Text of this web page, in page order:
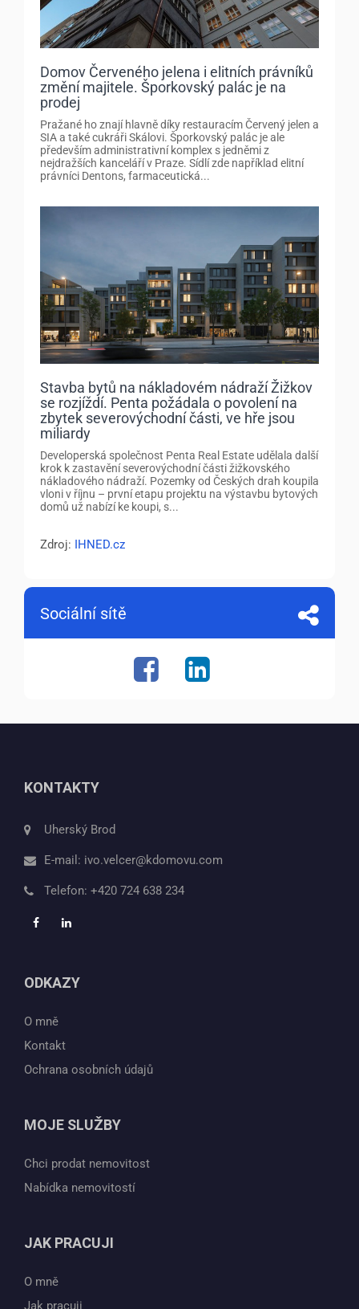
Domov Červeného jelena i elitních právníků
změní majitele. Šporkovský palác je na
prodej
Pražané ho znají hlavně díky restauracím Červený jelen a
SIA a také cukráři Skálovi. Šporkovský palác je ale
především administrativní komplex s jedněmi z
nejdražších kanceláří v Praze. Sídlí zde například elitní
právníci Dentons, farmaceutická...
Stavba bytů na nákladovém nádraží Žižkov
se rozjíždí. Penta požádala o povolení na
zbytek severovýchodní části, ve hře jsou
miliardy
Developerská společnost Penta Real Estate udělala další
krok k zastavění severovýchodní části žižkovského
nákladového nádraží. Pozemky od Českých drah koupila
vloni v říjnu – první etapu projektu na výstavbu bytových
domů už nabízí ke koupi, s...
Zdroj: IHNED.cz
Sociální sítě
KONTAKTY
Uherský Brod
E-mail: ivo.velcer@kdomovu.com
Telefon: +420 724 638 234
ODKAZY
O mně
Kontakt
Ochrana osobních údajů
MOJE SLUŽBY
Chci prodat nemovitost
Nabídka nemovitostí
JAK PRACUJI
O mně
Jak pracuji